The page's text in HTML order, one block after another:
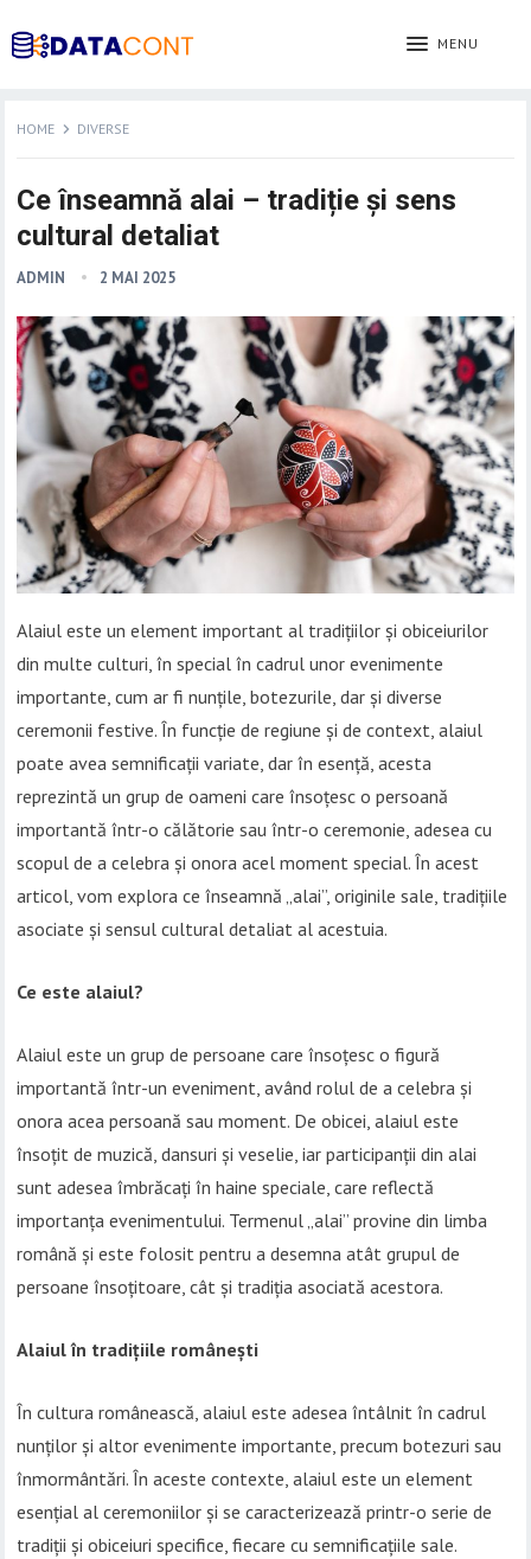
MENU
HOME DIVERSE
Ce înseamnă alai – tradiție și sens
cultural detaliat
ADMIN 2 MAI 2025
Alaiul este un element important al tradițiilor și obiceiurilor
din multe culturi, în special în cadrul unor evenimente
importante, cum ar fi nunțile, botezurile, dar și diverse
ceremonii festive. În funcție de regiune și de context, alaiul
poate avea semnificații variate, dar în esență, acesta
reprezintă un grup de oameni care însoțesc o persoană
importantă într-o călătorie sau într-o ceremonie, adesea cu
scopul de a celebra și onora acel moment special. În acest
articol, vom explora ce înseamnă „alai”, originile sale, tradițiile
asociate și sensul cultural detaliat al acestuia.
Ce este alaiul?
Alaiul este un grup de persoane care însoțesc o figură
importantă într-un eveniment, având rolul de a celebra și
onora acea persoană sau moment. De obicei, alaiul este
însoțit de muzică, dansuri și veselie, iar participanții din alai
sunt adesea îmbrăcați în haine speciale, care reflectă
importanța evenimentului. Termenul „alai” provine din limba
română și este folosit pentru a desemna atât grupul de
persoane însoțitoare, cât și tradiția asociată acestora.
Alaiul în tradițiile românești
În cultura românească, alaiul este adesea întâlnit în cadrul
nunților și altor evenimente importante, precum botezuri sau
înmormântări. În aceste contexte, alaiul este un element
esențial al ceremoniilor și se caracterizează printr-o serie de
tradiții și obiceiuri specifice, fiecare cu semnificațiile sale.